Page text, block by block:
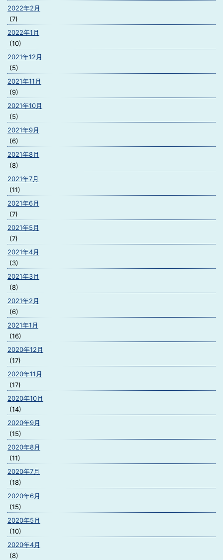
2022年2月
(7)
2022年1月
(10)
2021年12月
(5)
2021年11月
(9)
2021年10月
(5)
2021年9月
(6)
2021年8月
(8)
2021年7月
(11)
2021年6月
(7)
2021年5月
(7)
2021年4月
(3)
2021年3月
(8)
2021年2月
(6)
2021年1月
(16)
2020年12月
(17)
2020年11月
(17)
2020年10月
(14)
2020年9月
(15)
2020年8月
(11)
2020年7月
(18)
2020年6月
(15)
2020年5月
(10)
2020年4月
(8)